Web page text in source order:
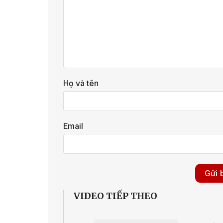
Họ và tên
Email
VIDEO TIẾP THEO